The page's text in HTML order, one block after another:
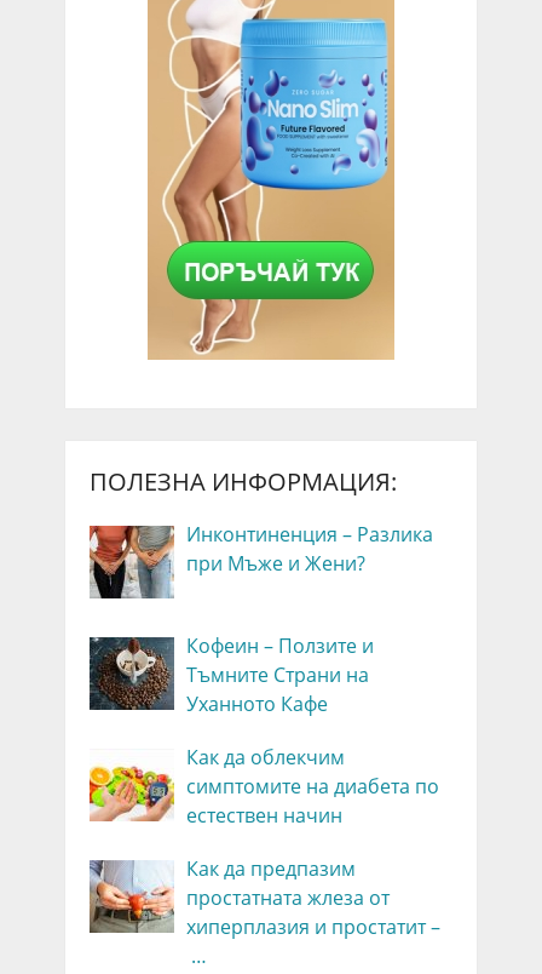
ПОЛЕЗНА ИНФОРМАЦИЯ:
Инконтиненция – Разлика
при Мъже и Жени?
Кофеин – Ползите и
Тъмните Страни на
Уханното Кафе
Как да облекчим
симптомите на диабета по
естествен начин
Как да предпазим
простатната жлеза от
хиперплазия и простатит –
…